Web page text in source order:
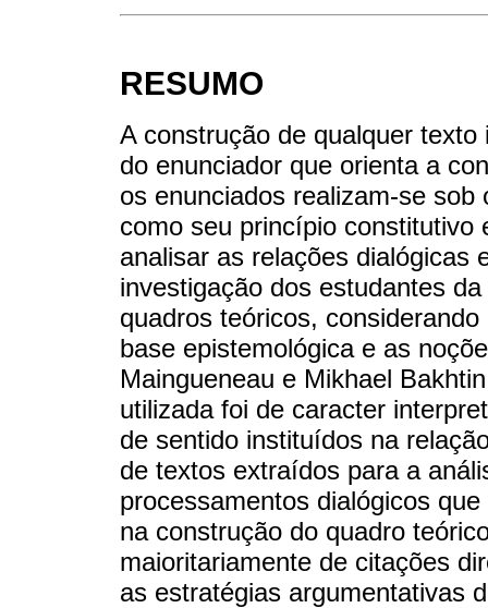
RESUMO
A construção de qualquer
do enunciador que orienta a
os enunciados realizam-se
como seu princípio constitutivo
analisar as relações dialógicas
investigação dos estudantes
quadros teóricos,
base epistemológica e as
Maingueneau e Mikhael
utilizada foi de caracter
de sentido instituídos na
de textos extraídos para a
processamentos dialógicos
na construção do quadro
maioritariamente de citações
as estratégias argumentativas